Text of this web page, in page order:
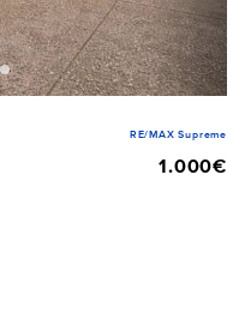
RE/MAX Supreme
1.000€